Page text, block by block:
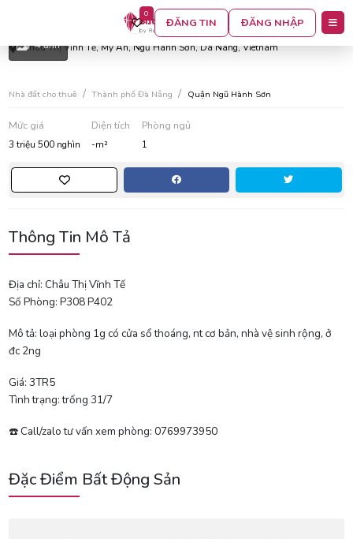
0
ĐĂNG TIN ĐĂNG NHẬP
Căn hộ studio 1g khu vực châu thị vĩnh tế
Châu Thị Vĩnh Tế, Mỹ An, Ngũ Hành Sơn, Da Nang, Vietnam
4 ảnh
Nhà đất cho thuê Thành phố Đà Nẵng Quận Ngũ Hành Sơn
Mức giá
3 triệu 500 nghìn
Diện tích
-m²
Phòng ngủ
1
Thông Tin Mô Tả
Địa chỉ: Châu Thị Vĩnh Tế
Số Phòng: P308 P402
Mô tả: loại phòng 1g có cửa sổ thoáng, nt cơ bản, nhà vệ sinh rộng, ở
đc 2ng
Giá: 3TR5
Tình trạng: trống 31/7
☎️ Call/zalo tư vấn xem phòng: 0769973950
Đặc Điểm Bất Động Sản